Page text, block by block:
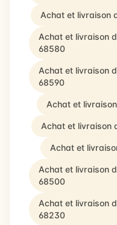
Achat et livraison
Achat et livraison
68580
Achat et livraison
68590
Achat et
Achat et livraison
Achat et
Achat et livraison
68500
Achat et livraison
68230